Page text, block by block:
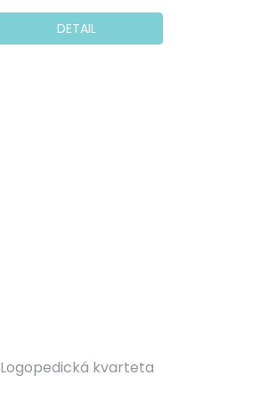
DETAIL
Logopedická kvarteta